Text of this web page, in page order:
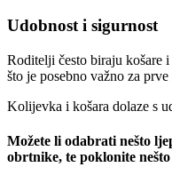
Udobnost i sigurnost
Roditelji često biraju košare
što je posebno važno za
Kolijevka i košara dolaze s
Možete li odabrati nešto
obrtnike, te poklonite